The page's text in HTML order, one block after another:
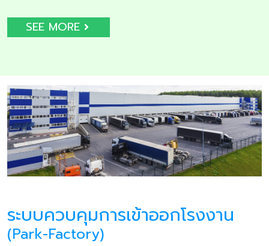
SEE MORE
ระบบควบคุมการเข้าออกโรงงาน
(Park-Factory)